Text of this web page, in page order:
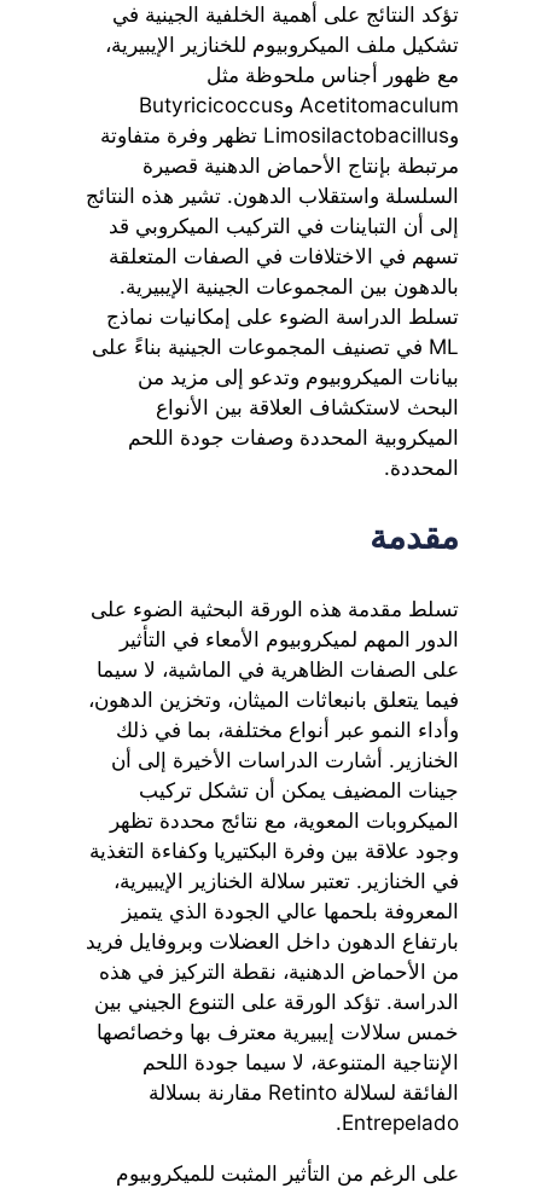
تؤكد النتائج على أهمية الخلفية الجينية في
تشكيل ملف الميكروبيوم للخنازير الإيبيرية،
مع ظهور أجناس ملحوظة مثل
Acetitomaculum وButyricicoccus
وLimosilactobacillus تظهر وفرة متفاوتة
مرتبطة بإنتاج الأحماض الدهنية قصيرة
السلسلة واستقلاب الدهون. تشير هذه النتائج
إلى أن التباينات في التركيب الميكروبي قد
تسهم في الاختلافات في الصفات المتعلقة
بالدهون بين المجموعات الجينية الإيبيرية.
تسلط الدراسة الضوء على إمكانيات نماذج
ML في تصنيف المجموعات الجينية بناءً على
بيانات الميكروبيوم وتدعو إلى مزيد من
البحث لاستكشاف العلاقة بين الأنواع
الميكروبية المحددة وصفات جودة اللحم
المحددة.
مقدمة
تسلط مقدمة هذه الورقة البحثية الضوء على
الدور المهم لميكروبيوم الأمعاء في التأثير
على الصفات الظاهرية في الماشية، لا سيما
فيما يتعلق بانبعاثات الميثان، وتخزين الدهون،
وأداء النمو عبر أنواع مختلفة، بما في ذلك
الخنازير. أشارت الدراسات الأخيرة إلى أن
جينات المضيف يمكن أن تشكل تركيب
الميكروبات المعوية، مع نتائج محددة تظهر
وجود علاقة بين وفرة البكتيريا وكفاءة التغذية
في الخنازير. تعتبر سلالة الخنازير الإيبيرية،
المعروفة بلحمها عالي الجودة الذي يتميز
بارتفاع الدهون داخل العضلات وبروفايل فريد
من الأحماض الدهنية، نقطة التركيز في هذه
الدراسة. تؤكد الورقة على التنوع الجيني بين
خمس سلالات إيبيرية معترف بها وخصائصها
الإنتاجية المتنوعة، لا سيما جودة اللحم
الفائقة لسلالة Retinto مقارنة بسلالة
Entrepelado.
على الرغم من التأثير المثبت للميكروبيوم